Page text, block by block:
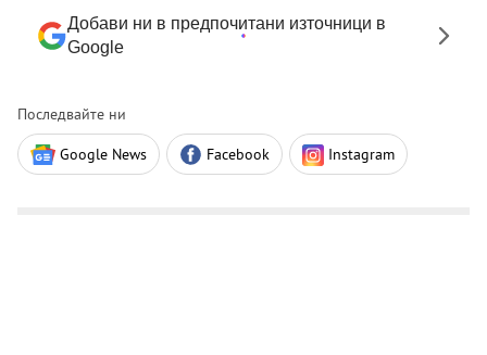
Добави ни в предпочитани източници в
Google
Последвайте ни
Google News Facebook Instagram